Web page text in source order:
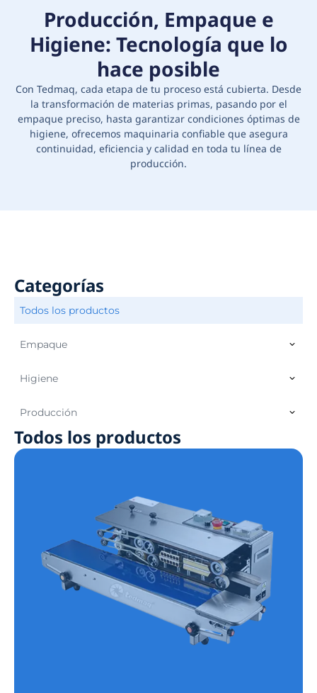
Producción, Empaque e
Higiene: Tecnología que lo
hace posible
Con Tedmaq, cada etapa de tu proceso está cubierta. Desde
la transformación de materias primas, pasando por el
empaque preciso, hasta garantizar condiciones óptimas de
higiene, ofrecemos maquinaria confiable que asegura
continuidad, eficiencia y calidad en toda tu línea de
producción.
Categorías
Empaque
Higiene
Producción
Todos los productos
Todos los productos